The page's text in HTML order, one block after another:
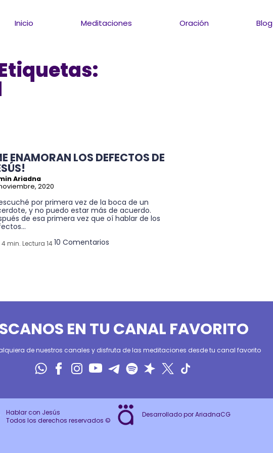
Inicio Meditaciones Oración Blog
ENAMORAN LOS DEFECTOS DE
Ariadna
2020
por primera vez de la boca de un
y no puedo estar más de acuerdo.
de esa primera vez que oí hablar de los
4 min. Lectura 1410 Comentarios
EN TU CANAL FAVORITO
de nuestros canales y disfruta de las meditaciones desde tu canal favorito
Hablar con Jesús
Todos los derechos reservados ©
Desarrollado por AriadnaCG